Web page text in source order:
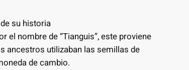
su historia
nombre de “Tianguis”, este proviene
ancestros utilizaban las semillas de
de cambio.